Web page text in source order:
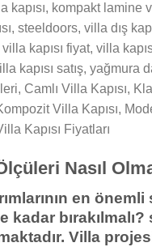
kapısı, kompakt lamine
steeldoors, villa dış
kapısı fiyat, villa
kapısı satış, yağmura
Camlı Villa Kapısı,
Villa Kapısı,
Kapısı Fiyatları
Nasıl
en
kadar
Villa